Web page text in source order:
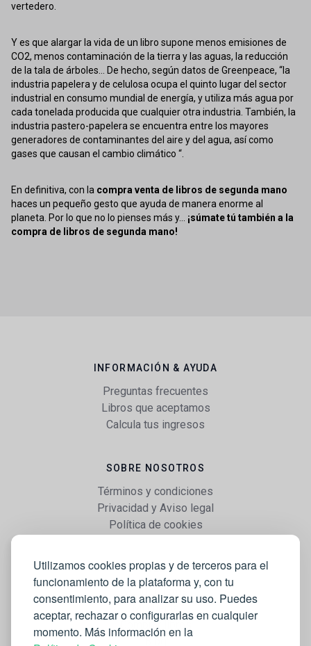
Utilizamos cookies propias y de terceros para el
funcionamiento de la plataforma y, con tu
consentimiento, para analizar su uso. Puedes
aceptar, rechazar o configurarlas en cualquier
momento. Más información en la
vertedero.
Y es que alargar la vida de un libro supone menos emisiones de
CO2, menos contaminación de la tierra y las aguas, la reducción
de la tala de árboles... De hecho, según datos de Greenpeace, “la
industria papelera y de celulosa ocupa el quinto lugar del sector
industrial en consumo mundial de energía, y utiliza más agua por
cada tonelada producida que cualquier otra industria. También, la
industria pastero-papelera se encuentra entre los mayores
generadores de contaminantes del aire y del agua, así como
gases que causan el cambio climático “.
En definitiva, con la compra venta de libros de segunda mano
haces un pequeño gesto que ayuda de manera enorme al
planeta. Por lo que no lo pienses más y... ¡súmate tú también a la
compra de libros de segunda mano!
INFORMACIÓN & AYUDA
Preguntas frecuentes
Libros que aceptamos
Calcula tus ingresos
SOBRE NOSOTROS
Términos y condiciones
Privacidad y Aviso legal
Política de cookies
WEB
Vender libros
Mi cuenta
Comprar libros